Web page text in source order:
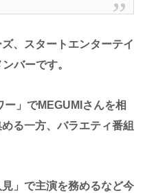
、スタートエンターテイ
バーです。
」でMEGUMIさんを相
る一方、バラエティ番組
」で主演を務めるなど今